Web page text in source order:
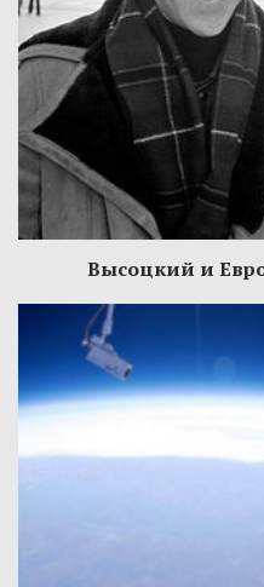
Высоцкий и